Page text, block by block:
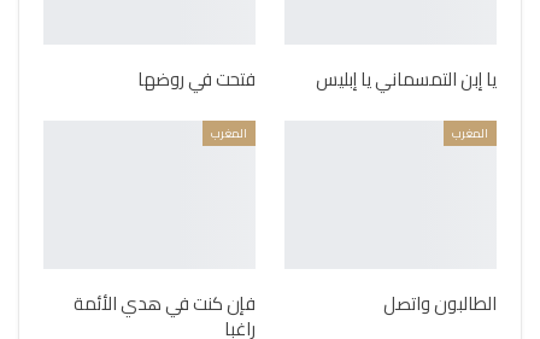
يا إبن التمسماني يا إبليس فتحت في روضها
المغرب
الطالبون واتصل
المغرب
فإن كنت في هدي الأئمة
راغبا